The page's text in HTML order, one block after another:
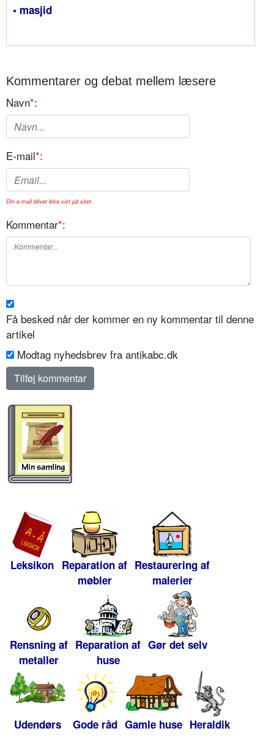
• masjid
Kommentarer og debat mellem læsere
Navn*:
E-mail*:
Din e-mail bliver ikke vist på sitet.
Kommentar*:
Få besked når der kommer en ny kommentar til denne
artikel
Modtag nyhedsbrev fra antikabc.dk
Leksikon Reparation af
møbler
Restaurering af
malerier
Rensning af
metaller
Reparation af
huse
Gør det selv
Udendørs Gode råd Gamle huse Heraldik